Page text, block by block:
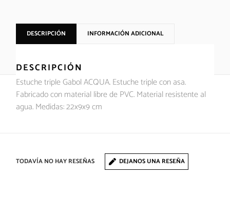
DESCRIPCIÓN INFORMACIÓN ADICIONAL
DESCRIPCIÓN
Estuche triple Gabol ACQUA. Estuche triple con asa.
Fabricado con material libre de PVC. Material resistente al
agua. Medidas: 22x9x9 cm
TODAVÍA NO HAY RESEÑAS DEJANOS UNA RESEÑA